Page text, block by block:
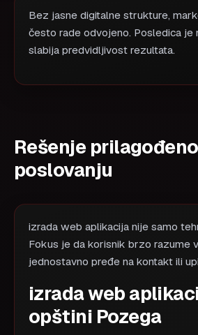
Bez jasne digitalne strukture,
često rade odvojeno. Posledica je
slabija predvidljivost rezultata.
Rešenje
poslovanju
izrada web aplikacija nije samo
Fokus je da korisnik brzo razume
jednostavno pređe na kontakt ili
izrada web
opštini Pozega